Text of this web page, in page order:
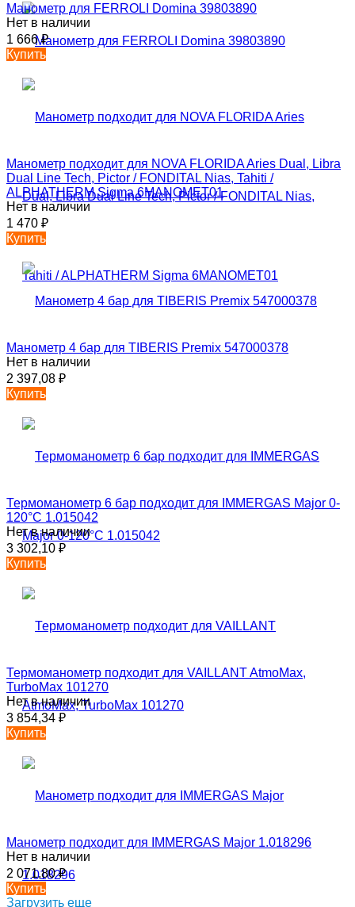
Манометр для FERROLI Domina 39803890
Нет в наличии
1 666₽
Купить
Манометр подходит для NOVA FLORIDA Aries Dual, Libra
Dual Line Tech, Pictor / FONDITAL Nias, Tahiti /
ALPHATHERM Sigma 6MANOMET01
Нет в наличии
1 470 ₽
Купить
Манометр 4 бар для TIBERIS Premix 547000378
Нет в наличии
2 397,08 ₽
Купить
Термоманометр 6 бар подходит для IMMERGAS Major 0-
120°C 1.015042
Нет в наличии
3 302,10 ₽
Купить
Термоманометр подходит для VAILLANT AtmoMax,
TurboMax 101270
Нет в наличии
3 854,34 ₽
Купить
Манометр подходит для IMMERGAS Major 1.018296
Нет в наличии
2 071,80₽
Купить
Загрузить еще